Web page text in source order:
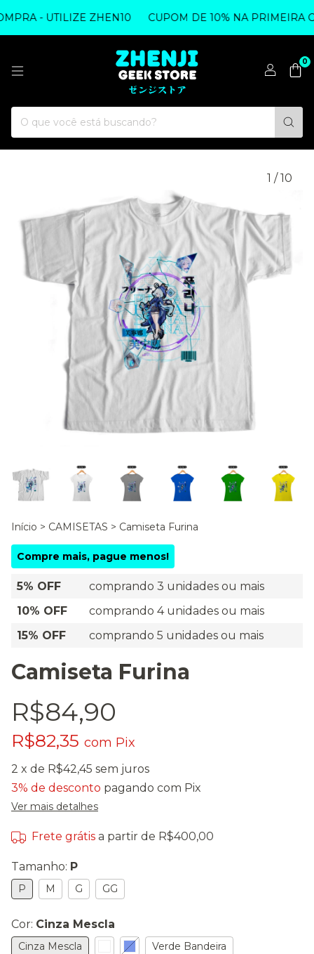
- UTILIZE ZHEN10 CUPOM DE 10% NA PRIMEIRA
0
1 / 10
Início > CAMISETAS > Camiseta Furina
Compre mais, pague menos!
5% OFF
comprando 3 unidades ou mais
10% OFF
comprando 4 unidades ou mais
15% OFF
comprando 5 unidades ou mais
Camiseta Furina
R$84,90
R$82,35 com Pix
2 x de R$42,45 sem juros
3% de desconto pagando com Pix
Ver mais detalhes
Frete grátis a partir de R$400,00
Tamanho: P
P M G GG
Cor: Cinza Mescla
Cinza Mescla Verde Bandeira